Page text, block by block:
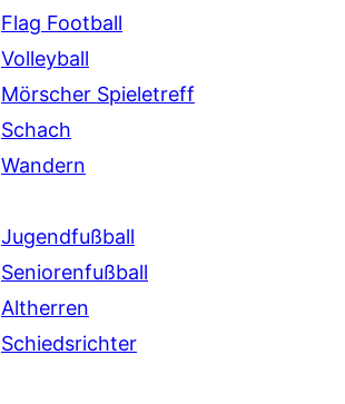
Flag Football
Volleyball
Mörscher Spieletreff
Schach
Wandern
Jugendfußball
Seniorenfußball
Altherren
Schiedsrichter